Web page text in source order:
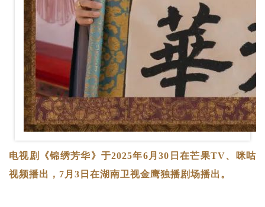
电视剧《锦绣芳华》于2025年6月30日在芒果TV、咪咕
视频播出，7月3日在湖南卫视金鹰独播剧场播出。